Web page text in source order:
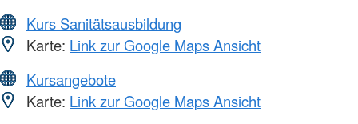
Kurs Sanitätsausbildung
Karte: Link zur Google Maps Ansicht
Kursangebote
Karte: Link zur Google Maps Ansicht